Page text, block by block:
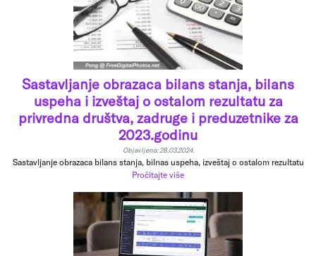
Sastavljanje obrazaca bilans stanja, bilans
uspeha i izveštaj o ostalom rezultatu za
privredna društva, zadruge i preduzetnike za
2023.godinu
Objavljeno: 28.03.2024.
Sastavljanje obrazaca bilans stanja, bilnas uspeha, izveštaj o ostalom rezultatu
Pročitajte više